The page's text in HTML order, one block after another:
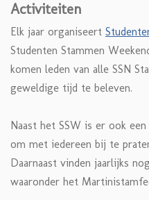
Activiteiten
Elk jaar organiseert
Studenten Stammen
komen leden van alle SSN
geweldige tijd te beleven.
Naast het SSW is er ook
om met iedereen bij te
Daarnaast vinden jaarlijks
waaronder het